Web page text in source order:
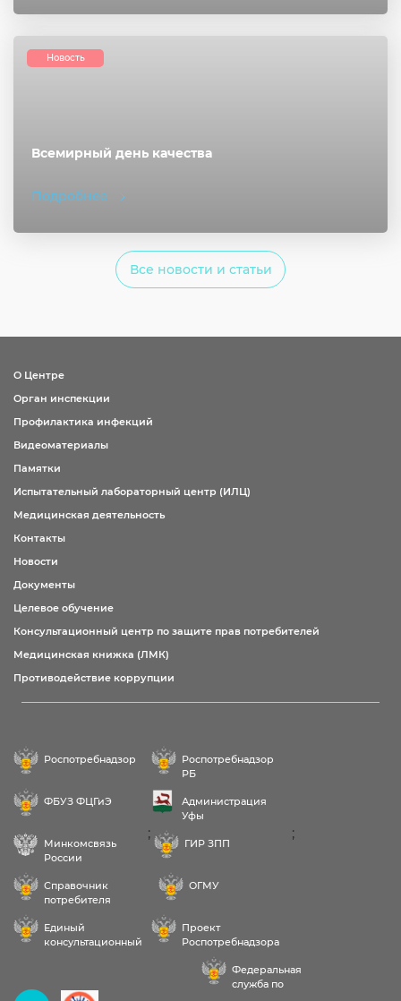
Всемирный день качества
Подробнее
Новость
Все новости и статьи
О Центре
Орган инспекции
Профилактика инфекций
Видеоматериалы
Памятки
Испытательный лабораторный центр (ИЛЦ)
Медицинская деятельность
Контакты
Новости
Документы
Целевое обучение
Консультационный центр по защите прав потребителей
Медицинская книжка (ЛМК)
Противодействие коррупции
Роспотребнадзор
Роспотребнадзор
РБ
ФБУЗ ФЦГиЭ
Администрация
Уфы
Минкомсвязь
России
;
ГИР ЗПП
;
Справочник
потребителя
ОГМУ
Единый
консультационный
Проект
Роспотребнадзора
РФ «Здоровое
питание» Федеральная
служба по